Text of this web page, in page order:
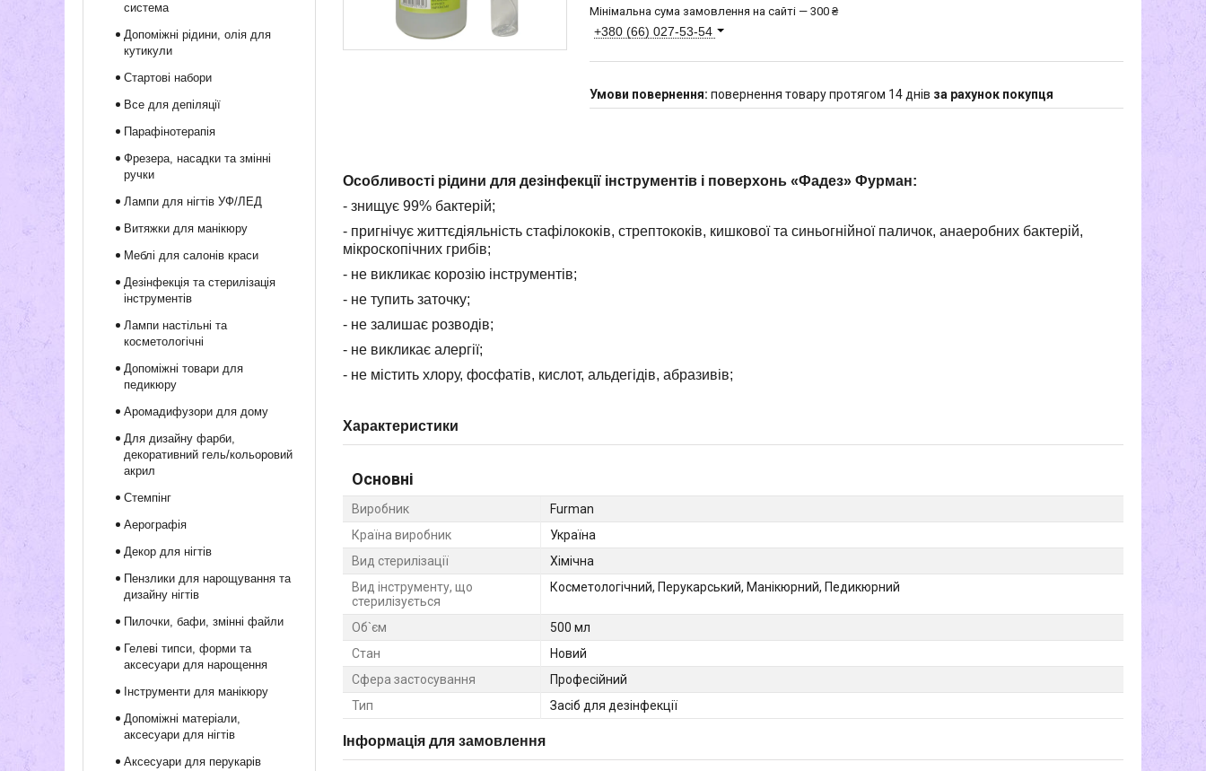
Мінімальна сума замовлення на сайті — 300 ₴
+380 (66) 027-53-54
повернення товару протягом 14 днів за рахунок покупця
Особливості рідини для дезінфекції інструментів і поверхонь «Фадез» Фурман:
- знищує 99% бактерій;
- пригнічує життєдіяльність стафілококів, стрептококів, кишкової та синьогнійної паличок, анаеробних бактерій,
мікроскопічних грибів;
- не викликає корозію інструментів;
- не тупить заточку;
- не залишає розводів;
- не викликає алергії;
- не містить хлору, фосфатів, кислот, альдегідів, абразивів;
Характеристики
Основні
Виробник
Furman
Країна виробник
Україна
Вид стерилізації
Хімічна
Вид інструменту, що
стерилізується
Косметологічний, Перукарський, Манікюрний, Педикюрний
Об`єм
500 мл
Стан
Новий
Сфера застосування
Професійний
Тип
Засіб для дезінфекції
Інформація для замовлення
система
Допоміжні рідини, олія для
кутикули
Стартові набори
Все для депіляції
Парафінотерапія
Фрезера, насадки та змінні
ручки
Лампи для нігтів УФ/ЛЕД
Витяжки для манікюру
Меблі для салонів краси
Дезінфекція та стерилізація
інструментів
Лампи настільні та
косметологічні
Допоміжні товари для
педикюру
Аромадифузори для дому
Для дизайну фарби,
декоративний гель/кольоровий
акрил
Стемпінг
Аерографія
Декор для нігтів
Пензлики для нарощування та
дизайну нігтів
Пилочки, бафи, змінні файли
Гелеві типси, форми та
аксесуари для нарощення
Інструменти для манікюру
Допоміжні матеріали,
аксесуари для нігтів
Аксесуари для перукарів